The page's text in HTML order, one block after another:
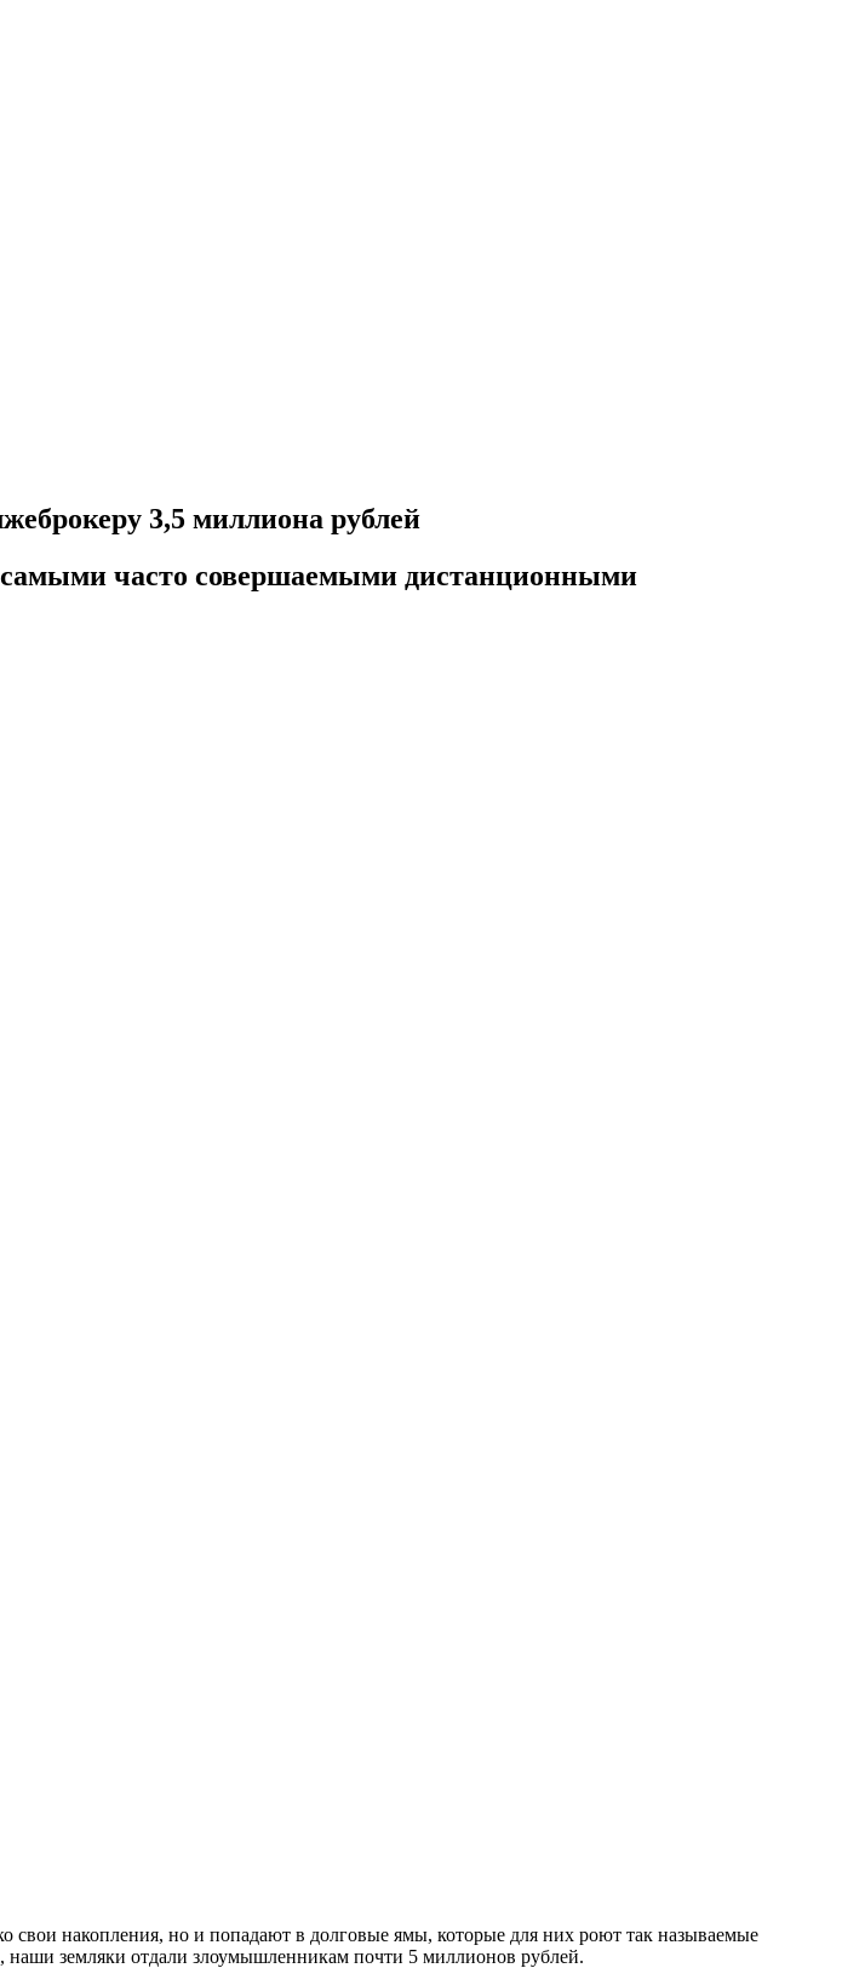
3,5 миллиона рублей
часто совершаемыми дистанционными
свои накопления, но и попадают в долговые ямы, которые для них роют так называемые
земляки отдали злоумышленникам почти 5 миллионов рублей.